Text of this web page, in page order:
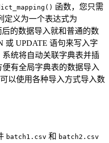
函数，您只需
定义为一个表达式为
的数据导入就和普通的数
或 UPDATE 语句来写入字
统将自动关联字典表并插
有全局字典表的数据导入
以使用各种导入方式导入数
batch1.csv 和 batch2.csv